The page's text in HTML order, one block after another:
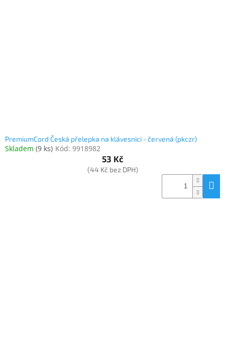
PremiumCord Česká přelepka na klávesnici - červená (pkczr)
Skladem (9 ks) Kód: 9918982
53 Kč
(44 Kč bez DPH)